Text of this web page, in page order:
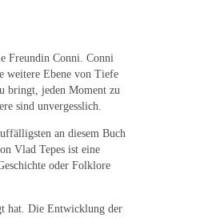
Freundin Conni. Conni
weitere Ebene von Tiefe
bringt, jeden Moment zu
sind unvergesslich.
an diesem Buch
Vlad Tepes ist eine
oder Folklore
hat. Die Entwicklung der